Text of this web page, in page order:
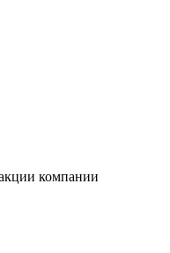
компании